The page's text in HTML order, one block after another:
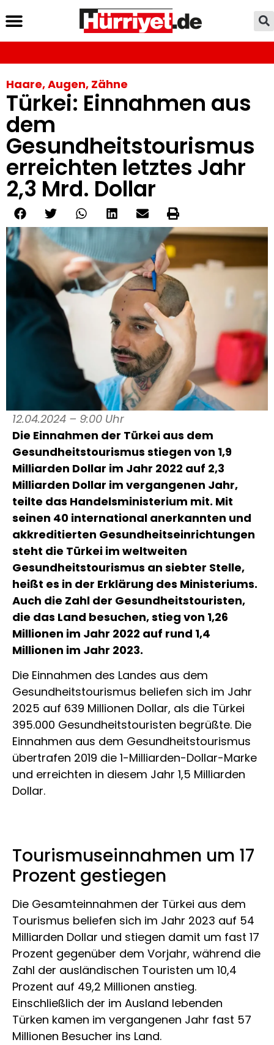
Haare, Augen, Zähne
Türkei: Einnahmen aus
dem
Gesundheitstourismus
erreichten letztes Jahr
2,3 Mrd. Dollar
12.04.2024 – 9:00 Uhr
Die Einnahmen der Türkei aus dem
Gesundheitstourismus stiegen von 1,9
Milliarden Dollar im Jahr 2022 auf 2,3
Milliarden Dollar im vergangenen Jahr,
teilte das Handelsministerium mit. Mit
seinen 40 international anerkannten und
akkreditierten Gesundheitseinrichtungen
steht die Türkei im weltweiten
Gesundheitstourismus an siebter Stelle,
heißt es in der Erklärung des Ministeriums.
Auch die Zahl der Gesundheitstouristen,
die das Land besuchen, stieg von 1,26
Millionen im Jahr 2022 auf rund 1,4
Millionen im Jahr 2023.
Die Einnahmen des Landes aus dem
Gesundheitstourismus beliefen sich im Jahr
2025 auf 639 Millionen Dollar, als die Türkei
395.000 Gesundheitstouristen begrüßte. Die
Einnahmen aus dem Gesundheitstourismus
übertrafen 2019 die 1-Milliarden-Dollar-Marke
und erreichten in diesem Jahr 1,5 Milliarden
Dollar.
Tourismuseinnahmen um 17
Prozent gestiegen
Die Gesamteinnahmen der Türkei aus dem
Tourismus beliefen sich im Jahr 2023 auf 54
Milliarden Dollar und stiegen damit um fast 17
Prozent gegenüber dem Vorjahr, während die
Zahl der ausländischen Touristen um 10,4
Prozent auf 49,2 Millionen anstieg.
Einschließlich der im Ausland lebenden
Türken kamen im vergangenen Jahr fast 57
Millionen Besucher ins Land.